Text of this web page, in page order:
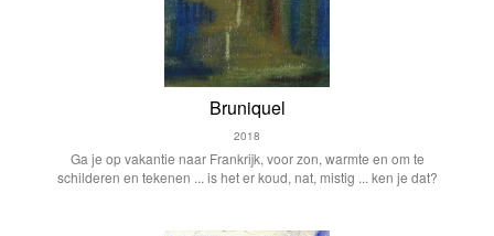
Bruniquel
2018
Ga je op vakantie naar Frankrijk, voor zon, warmte en om te
schilderen en tekenen ... is het er koud, nat, mistig ... ken je dat?